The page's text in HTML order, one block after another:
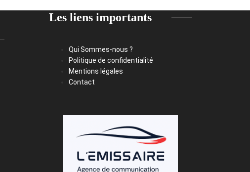
Les liens importants
Qui Sommes-nous ?
Politique de confidentialité
Mentions légales
Contact